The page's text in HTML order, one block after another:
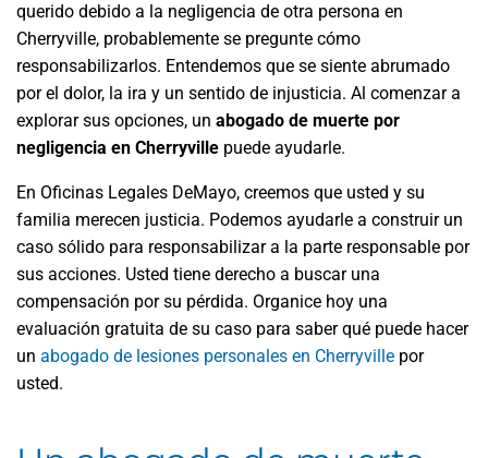
querido debido a la negligencia de otra persona en
Cherryville, probablemente se pregunte cómo
responsabilizarlos. Entendemos que se siente abrumado
por el dolor, la ira y un sentido de injusticia. Al comenzar a
explorar sus opciones, un abogado de muerte por
negligencia en Cherryville puede ayudarle.
En Oficinas Legales DeMayo, creemos que usted y su
familia merecen justicia. Podemos ayudarle a construir un
caso sólido para responsabilizar a la parte responsable por
sus acciones. Usted tiene derecho a buscar una
compensación por su pérdida. Organice hoy una
evaluación gratuita de su caso para saber qué puede hacer
un abogado de lesiones personales en Cherryville por
usted.